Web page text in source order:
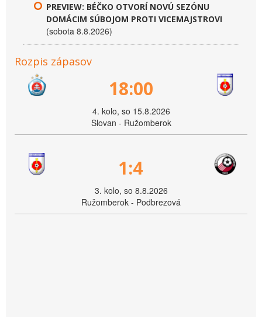
PREVIEW: BÉČKO OTVORÍ NOVÚ SEZÓNU
DOMÁCIM SÚBOJOM PROTI VICEMAJSTROVI
(sobota 8.8.2026)
Rozpis zápasov
18:00
4. kolo, so 15.8.2026
Slovan - Ružomberok
1:4
3. kolo, so 8.8.2026
Ružomberok - Podbrezová